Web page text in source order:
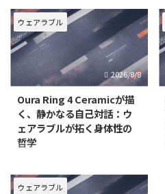
れ、世界中で大きな話題を呼んで
いる映画『スパイダーマン：ブラ
ン・ニュー・デイ』。本作は、前
作『スパイダーマン：ノー・ウェ
イ・ホーム』の衝撃的な結末から
4年後のピーター・パーカーの新
たな戦いを描いています。
ウェアラブル
2026/8/8
Oura Ring 4 Ceramicが描
く、静かなる自己対話：ウ
ェアラブルが拓く身体性の
哲学
多量の情報に囲まれ、自身の身体
や心の声に耳を傾ける機会を見失
ウェアラブル